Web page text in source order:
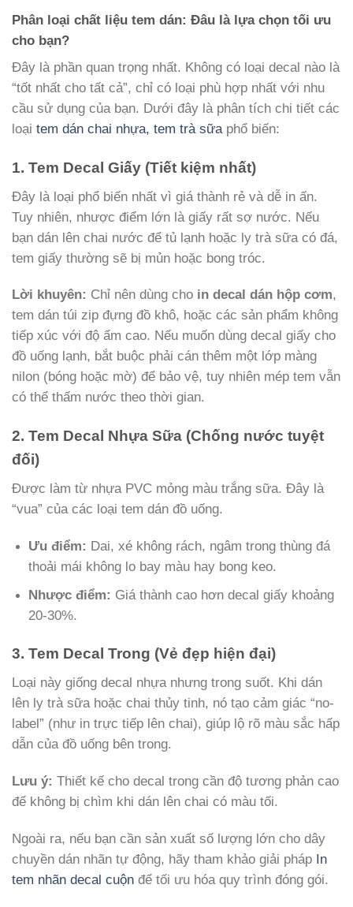
Phân loại chất liệu tem dán: Đâu là lựa chọn tối ưu
cho bạn?
Đây là phần quan trọng nhất. Không có loại decal nào là
“tốt nhất cho tất cả”, chỉ có loại phù hợp nhất với nhu
cầu sử dụng của bạn. Dưới đây là phân tích chi tiết các
loại tem dán chai nhựa, tem trà sữa phổ biến:
1. Tem Decal Giấy (Tiết kiệm nhất)
Đây là loại phổ biến nhất vì giá thành rẻ và dễ in ấn.
Tuy nhiên, nhược điểm lớn là giấy rất sợ nước. Nếu
bạn dán lên chai nước để tủ lạnh hoặc ly trà sữa có đá,
tem giấy thường sẽ bị mủn hoặc bong tróc.
Lời khuyên: Chỉ nên dùng cho in decal dán hộp cơm,
tem dán túi zip đựng đồ khô, hoặc các sản phẩm không
tiếp xúc với độ ẩm cao. Nếu muốn dùng decal giấy cho
đồ uống lạnh, bắt buộc phải cán thêm một lớp màng
nilon (bóng hoặc mờ) để bảo vệ, tuy nhiên mép tem vẫn
có thể thấm nước theo thời gian.
2. Tem Decal Nhựa Sữa (Chống nước tuyệt
đối)
Được làm từ nhựa PVC mỏng màu trắng sữa. Đây là
“vua” của các loại tem dán đồ uống.
Ưu điểm: Dai, xé không rách, ngâm trong thùng đá
thoải mái không lo bay màu hay bong keo.
Nhược điểm: Giá thành cao hơn decal giấy khoảng
20-30%.
3. Tem Decal Trong (Vẻ đẹp hiện đại)
Loại này giống decal nhựa nhưng trong suốt. Khi dán
lên ly trà sữa hoặc chai thủy tinh, nó tạo cảm giác “no-
label” (như in trực tiếp lên chai), giúp lộ rõ màu sắc hấp
dẫn của đồ uống bên trong.
Lưu ý: Thiết kế cho decal trong cần độ tương phản cao
để không bị chìm khi dán lên chai có màu tối.
Ngoài ra, nếu bạn cần sản xuất số lượng lớn cho dây
chuyền dán nhãn tự động, hãy tham khảo giải pháp In
tem nhãn decal cuộn để tối ưu hóa quy trình đóng gói.